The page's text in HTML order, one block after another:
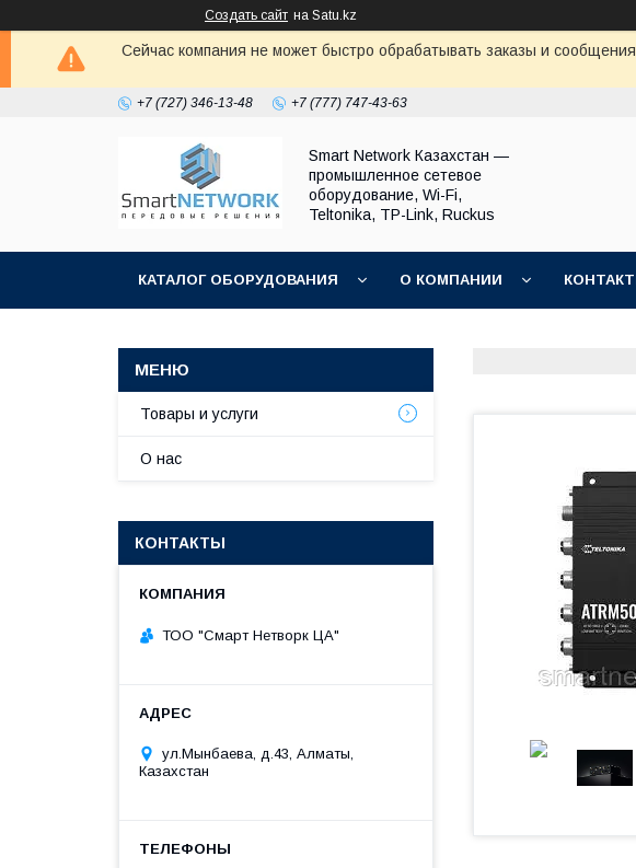
Создать сайт на Satu.kz
Сейчас компания не может быстро обрабатывать заказы и
+7 (727) 346-13-48 +7 (777) 747-43-63
Smart Network Казахстан —
промышленное сетевое
оборудование, Wi-Fi,
Teltonika, TP-Link, Ruckus
КАТАЛОГ ОБОРУДОВАНИЯ О КОМПАНИИ
Товары и услуги
О нас
КОНТАКТЫ
ТОО "Смарт Нетворк ЦА"
ул.Мынбаева, д.43, Алматы,
Казахстан